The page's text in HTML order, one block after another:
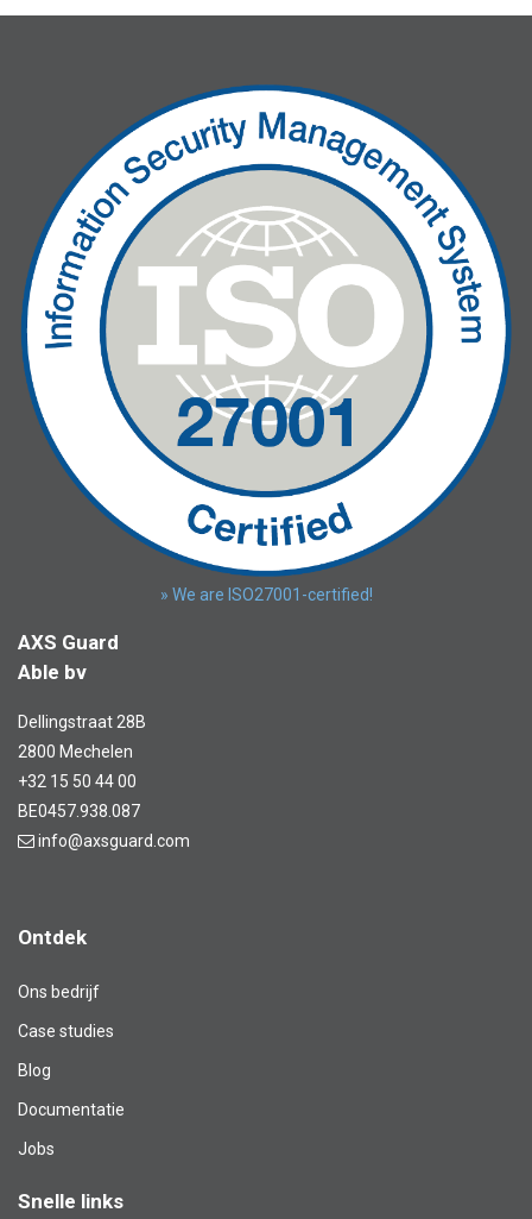
» We are ISO27001-certified!
AXS Guard
Able bv
Dellingstraat 28B
2800 Mechelen
+32 15 50 44 00
BE0457.938.087
info@axsguard.com
Ontdek
Ons bedrijf
Case studies
Blog​
Documentatie
Jobs
Snelle links